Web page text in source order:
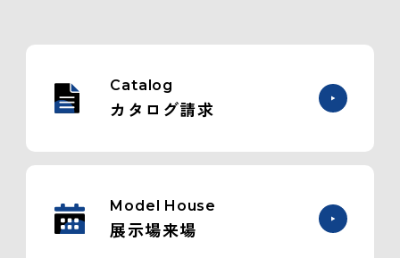
Catalog
カタログ請求
Model House
展示場来場